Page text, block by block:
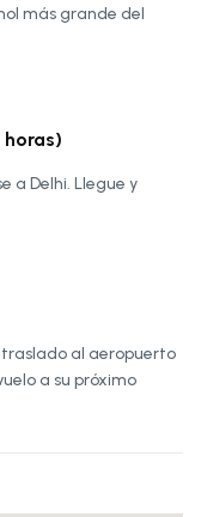
más grande del
horas)
a Delhi. Llegue y
traslado al aeropuerto
a su próximo